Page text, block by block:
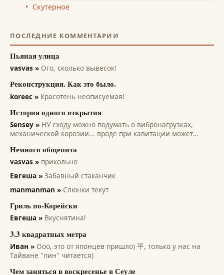
Скутерное
ПОСЛЕДНИЕ КОММЕНТАРИИ
Пьяная улица
vasvas » Ого, сколько вывесок!
Реконструкция. Как это было.
koreec » Красотень неописуемая!
История одного открытия
Sensey »
механической корозии... вроде при кавитации может
винтов. Там на микро уровне идет разрушение рабочих
поверхностей. А этот эффект только...
Немного общепита
vasvas » прикольно
Евгеша » Забавный стаканчик
manmanman » Слюнки текут
Гриль по-Корейски
Евгеша » Вкуснятина!
3.3 квадратных метра
Иван »
Тайване "пин" читается)
Чем заняться в воскресенье в Сеуле